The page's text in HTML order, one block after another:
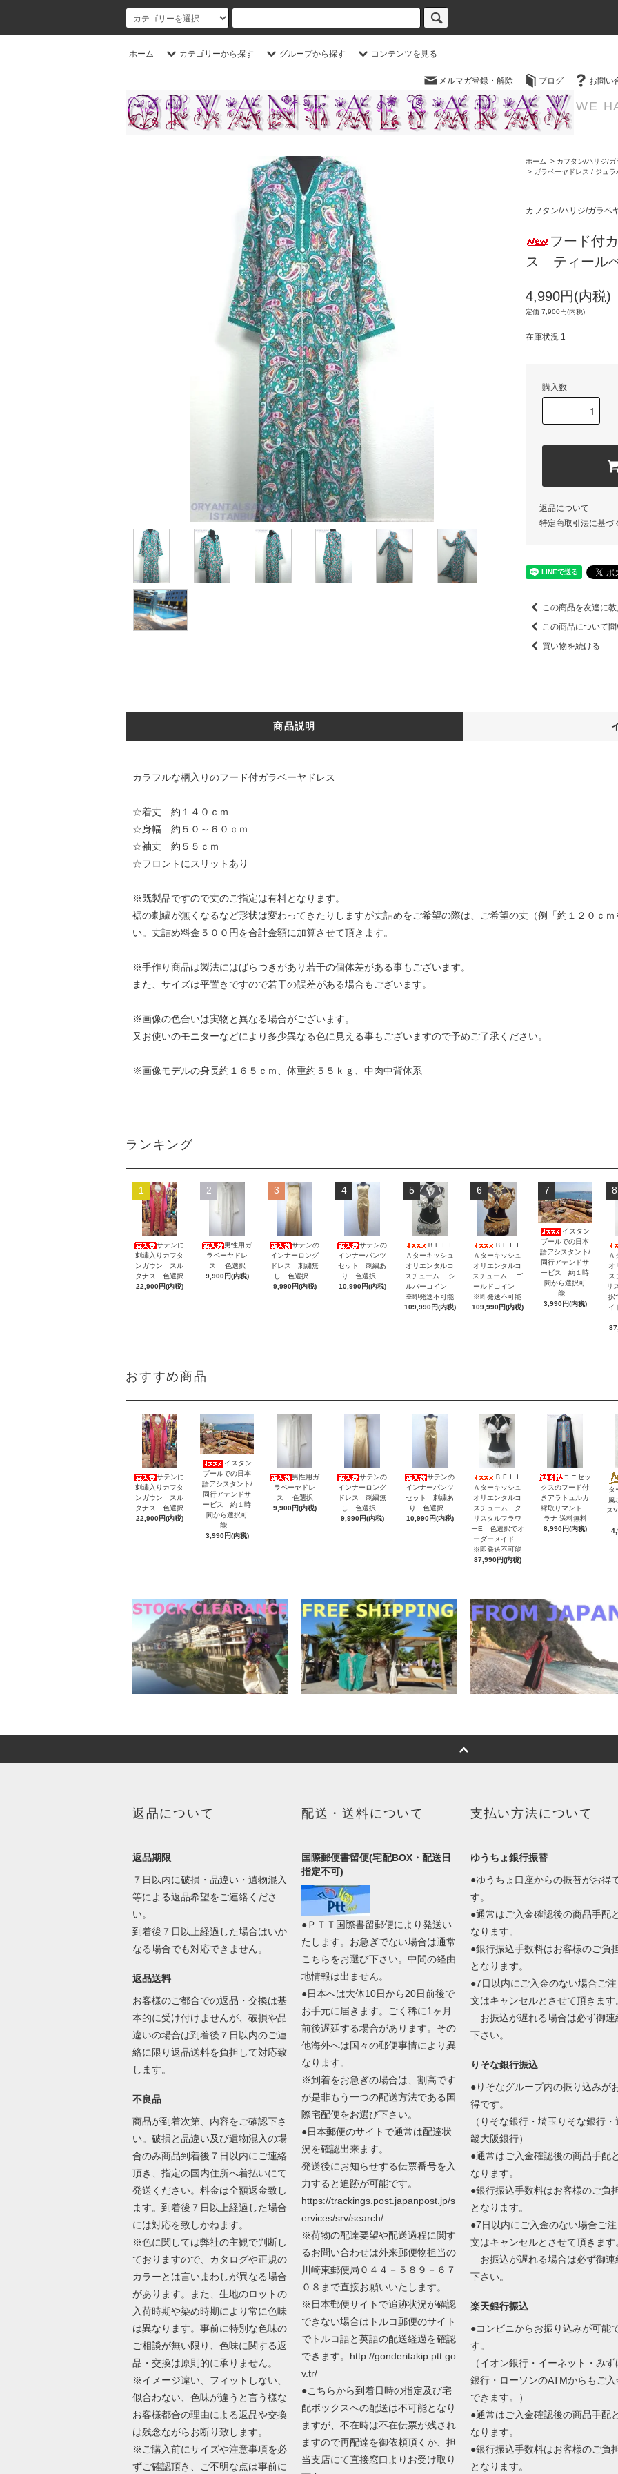
ホーム カテゴリーから探す グループから探す コンテンツを見る
メルマガ登録・解除 ブログ お問い
WE
ホーム > カフタン/ハリジ/
> ガラベーヤドレス / ジュ
カフタン/ハリジ/ガラベ
フード付
ス ティール
4,990円(内税)
定価 7,900円(内税)
在庫状況 1
購入数
返品について
特定商取引法に基づ
この商品を友達に
この商品について
買い物を続ける
商品説明
カラフルな柄入りのフード付ガラベーヤドレス
☆着丈 約１４０ｃｍ
☆身幅 約５０～６０ｃｍ
☆袖丈 約５５ｃｍ
☆フロントにスリットあり
※既製品ですので丈のご指定は有料となります。
裾の刺繍が無くなるなど形状は変わってきたりしますが丈詰めをご希望の際は、ご希望の丈（例「約１２０ｃ
い。丈詰め料金５００円を合計金額に加算させて頂きます。
※手作り商品は製法にはばらつきがあり若干の個体差がある事もございます。
また、サイズは平置きですので若干の誤差がある場合もございます。
※画像の色合いは実物と異なる場合がございます。
又お使いのモニターなどにより多少異なる色に見える事もございますので予めご了承ください。
※画像モデルの身長約１６５ｃｍ、体重約５５ｋｇ、中肉中背体系
ランキング
1
サテンに
刺繍入りカフタ
ンガウン スル
タナス 色選択
22,900円(内税)
2
男性用ガ
ラベーヤドレ
ス 色選択
9,900円(内税)
3
サテンの
インナーロング
ドレス 刺繍無
し 色選択
9,990円(内税)
4
サテンの
インナーパンツ
セット 刺繍あ
り 色選択
10,990円(内税)
5
ＢＥＬＬ
Ａターキッシュ
オリエンタルコ
スチューム シ
ルバーコイン
※即発送不可能
109,990円(内税)
6
ＢＥＬＬ
Ａターキッシュ
オリエンタルコ
スチューム ゴ
ールドコイン
※即発送不可能
109,990円(内税)
7
イスタン
ブールでの日本
語アシスタント/
同行アテンドサ
ービス 約１時
間から選択可
能
3,990円(内税)
8
Ａ
オ
ス
リ
択
おすすめ商品
サテンに
刺繍入りカフタ
ンガウン スル
タナス 色選択
22,900円(内税)
イスタン
ブールでの日本
語アシスタント/
同行アテンドサ
ービス 約１時
間から選択可
能
3,990円(内税)
男性用ガ
ラベーヤドレ
ス 色選択
9,900円(内税)
サテンの
インナーロング
ドレス 刺繍無
し 色選択
9,990円(内税)
サテンの
インナーパンツ
セット 刺繍あ
り 色選択
10,990円(内税)
ＢＥＬＬ
Ａターキッシュ
オリエンタルコ
スチューム ク
リスタルフラワ
ーE 色選択でオ
ーダーメイド
※即発送不可能
87,990円(内税)
ユニセッ
クスのフード付
きアラトュルカ
縁取りマント
ラナ 送料無料
8,990円(内税)
タ
風
ス
返品について
返品期限
７日以内に破損・品違い・遺物混入
等による返品希望をご連絡くださ
い。
到着後７日以上経過した場合はいか
なる場合でも対応できません。
返品送料
お客様のご都合での返品・交換は基
本的に受け付けませんが、破損や品
違いの場合は到着後７日以内のご連
絡に限り返品送料を負担して対応致
します。
不良品
商品が到着次第、内容をご確認下さ
い。破損と品違い及び遺物混入の場
合のみ商品到着後７日以内にご連絡
頂き、指定の国内住所へ着払いにて
発送ください。料金は全額返金致し
ます。到着後７日以上経過した場合
には対応を致しかねます。
※色に関しては弊社の主観で判断し
ておりますので、カタログや正規の
カラーとは言いまわしが異なる場合
があります。また、生地のロットの
入荷時期や染め時期により常に色味
は異なります。事前に特別な色味の
ご相談が無い限り、色味に関する返
品・交換は原則的に承りません。
※イメージ違い、フィットしない、
似合わない、色味が違うと言う様な
お客様都合の理由による返品や交換
は残念ながらお断り致します。
※ご購入前にサイズや注意事項を必
ずご確認頂き、ご不明な点は事前に
配送・送料について
国際郵便書留便(宅配BOX・配送日
指定不可)
●ＰＴＴ国際書留郵便により発送い
たします。お急ぎでない場合は通常
こちらをお選び下さい。中間の経由
地情報は出ません。
●日本へは大体10日から20日前後で
お手元に届きます。ごく稀に1ヶ月
前後遅延する場合があります。その
他海外へは国々の郵便事情により異
なります。
※到着をお急ぎの場合は、割高です
が是非もう一つの配送方法である国
際宅配便をお選び下さい。
●日本郵便のサイトで通常は配達状
況を確認出来ます。
発送後にお知らせする伝票番号を入
力すると追跡が可能です。
https://trackings.post.japanpost.jp/s
ervices/srv/search/
※荷物の配達要望や配送過程に関す
るお問い合わせは外来郵便物担当の
川崎東郵便局０４４－５８９－６７
０８まで直接お願いいたします。
※日本郵便サイトで追跡状況が確認
できない場合はトルコ郵便のサイト
でトルコ語と英語の配送経過を確認
できます。http://gonderitakip.ptt.go
v.tr/
●こちらから到着日時の指定及び宅
配ボックスへの配送は不可能となり
ますが、不在時は不在伝票が残され
ますので再配達を御依頼頂くか、担
当支店にて直接窓口よりお受け取り
支払い方法について
ゆうちょ銀行振替
●ゆうちょ口座からの振替がお得
す。
●通常はご入金確認後の商品手配
なります。
●銀行振込手数料はお客様のご負
となります。
●7日以内にご入金のない場合ご注
文はキャンセルとさせて頂きます
お振込が遅れる場合は必ず御連
下さい。
りそな銀行振込
●りそなグループ内の振り込みが
得です。
（りそな銀行・埼玉りそな銀行・
畿大阪銀行）
●通常はご入金確認後の商品手配
なります。
●銀行振込手数料はお客様のご負
となります。
●7日以内にご入金のない場合ご注
文はキャンセルとさせて頂きます
お振込が遅れる場合は必ず御連
下さい。
楽天銀行振込
●コンビニからお振り込みが可能
す。
（イオン銀行・イーネット・みず
銀行・ローソンのATMからもご入
できます。）
●通常はご入金確認後の商品手配
なります。
●銀行振込手数料はお客様のご負
となります。